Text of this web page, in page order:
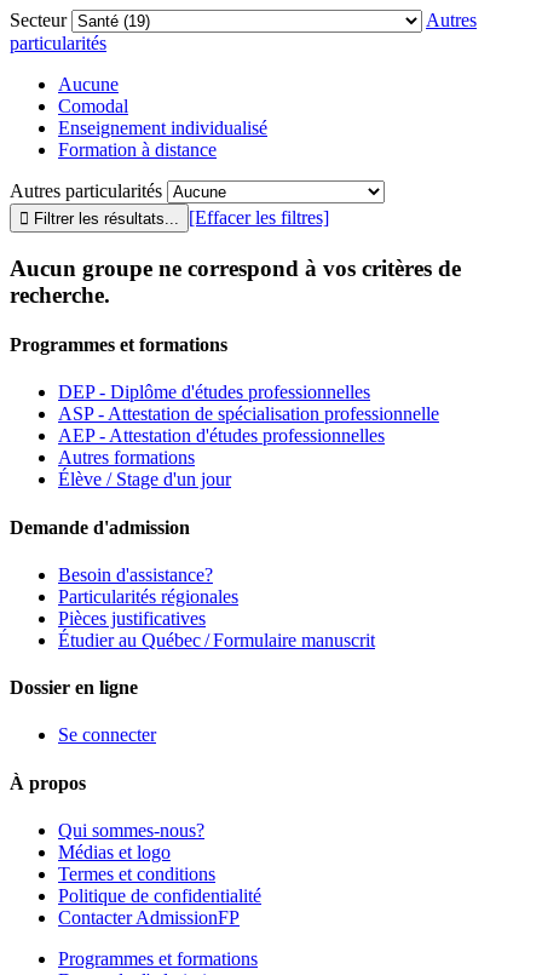
Secteur
Autres
particularités
Aucune
Comodal
Enseignement individualisé
Formation à distance
Autres particularités
[Effacer les filtres]
Aucun groupe ne correspond à vos critères de
recherche.
Programmes et formations
DEP - Diplôme d'études professionnelles
ASP - Attestation de spécialisation professionnelle
AEP - Attestation d'études professionnelles
Autres formations
Élève / Stage d'un jour
Demande d'admission
Besoin d'assistance?
Particularités régionales
Pièces justificatives
Étudier au Québec / Formulaire manuscrit
Dossier en ligne
Se connecter
À propos
Qui sommes-nous?
Médias et logo
Termes et conditions
Politique de confidentialité
Contacter AdmissionFP
Programmes et formations